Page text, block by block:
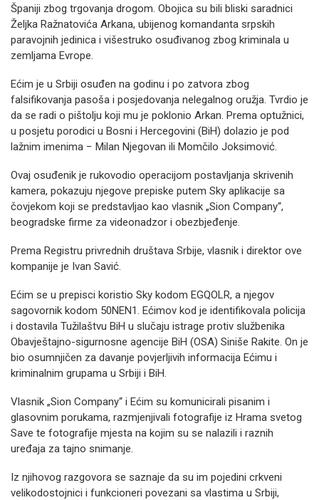
Španiji zbog trgovanja drogom. Obojica su bili bliski saradnici
Željka Ražnatovića Arkana, ubijenog komandanta srpskih
paravojnih jedinica i višestruko osuđivanog zbog kriminala u
zemljama Evrope.
Ećim je u Srbiji osuđen na godinu i po zatvora zbog
falsifikovanja pasoša i posjedovanja nelegalnog oružja. Tvrdio je
da se radi o pištolju koji mu je poklonio Arkan. Prema optužnici,
u posjetu porodici u Bosni i Hercegovini (BiH) dolazio je pod
lažnim imenima − Milan Njegovan ili Momčilo Joksimović.
Ovaj osuđenik je rukovodio operacijom postavljanja skrivenih
kamera, pokazuju njegove prepiske putem Sky aplikacije sa
čovjekom koji se predstavljao kao vlasnik „Sion Company“,
beogradske firme za videonadzor i obezbjeđenje.
Prema Registru privrednih društava Srbije, vlasnik i direktor ove
kompanije je Ivan Savić.
Ećim se u prepisci koristio Sky kodom EGQOLR, a njegov
sagovornik kodom 50NEN1. Ećimov kod je identifikovala policija
i dostavila Tužilaštvu BiH u slučaju istrage protiv službenika
Obavještajno-sigurnosne agencije BiH (OSA) Siniše Rakite. On je
bio osumnjičen za davanje povjerljivih informacija Ećimu i
kriminalnim grupama u Srbiji i BiH.
Vlasnik „Sion Company“ i Ećim su komunicirali pisanim i
glasovnim porukama, razmjenjivali fotografije iz Hrama svetog
Save te fotografije mjesta na kojim su se nalazili i raznih
uređaja za tajno snimanje.
Iz njihovog razgovora se saznaje da su im pojedini crkveni
velikodostojnici i funkcioneri povezani sa vlastima u Srbiji,